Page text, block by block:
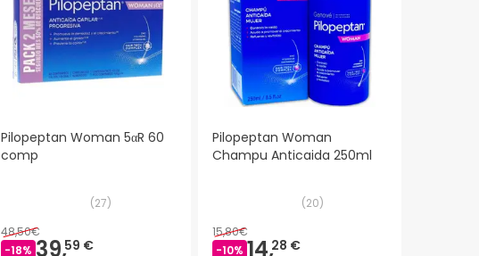
Pilopeptan Woman 5αR 60
comp
(27)
48,50€
-18% 39,59 €
Pilopeptan Woman
Champu Anticaida 250ml
(20)
15,80€
-10% 14,28 €